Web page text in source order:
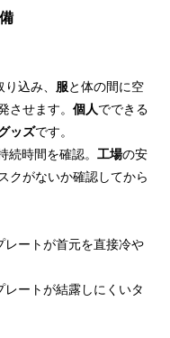
込み、 服と体の間に空
させます。 個人でできる
ッズです。
続時間を確認。 工場の安
クがないか確認してから
ートが首元を直接冷や
ートが結露しにくいタ